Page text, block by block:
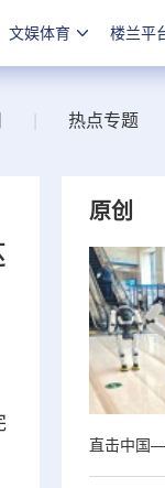
文娱体育 楼兰平
热点专题
原创
直击中国